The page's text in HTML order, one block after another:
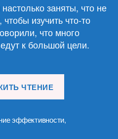
заняты, что не
изучить что-то
что много
к большой цели.
ЧТЕНИЕ
и
эффективности,